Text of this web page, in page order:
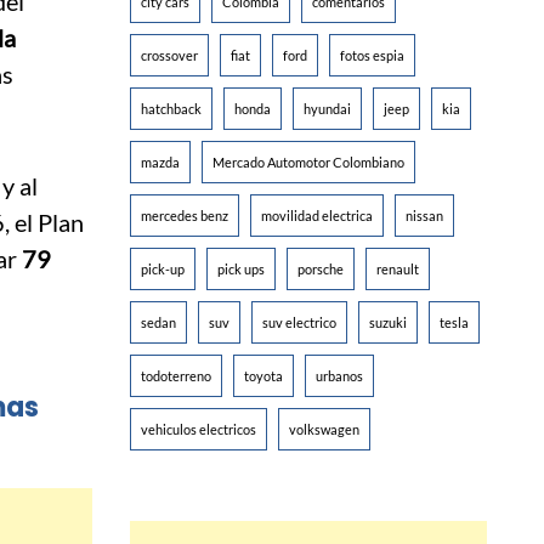
al
el Plan
79
crossover fiat ford fotos espia
hatchback honda hyundai jeep kia
mazda Mercado Automotor Colombiano
mercedes benz movilidad electrica nissan
pick-up pick ups porsche renault
sedan suv suv electrico suzuki tesla
todoterreno toyota urbanos
vehiculos electricos volkswagen